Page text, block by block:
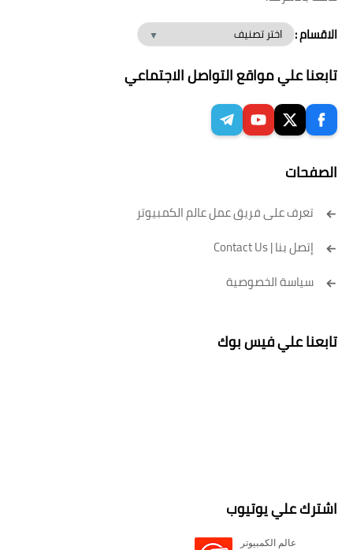
الاقسام :
تابعنا علي مواقع التواصل الاجتماعي
الصفحات
تعرف على فريق عمل عالم الكمبيوتر
إتصل بنا | Contact Us
سياسة الخصوصية
تابعنا علي فيس بوك
اشترك علي يوتيوب